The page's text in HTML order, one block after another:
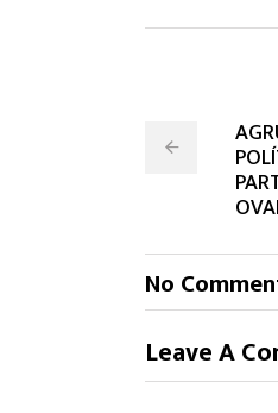
No
Leave A